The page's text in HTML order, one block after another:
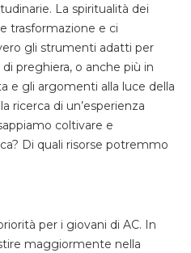
La spiritualità dei
trasformazione e ci
gli strumenti adatti per
preghiera, o anche più in
e gli argomenti alla luce della
ricerca di un’esperienza
coltivare e
Di quali risorse potremmo
per i giovani di AC. In
maggiormente nella